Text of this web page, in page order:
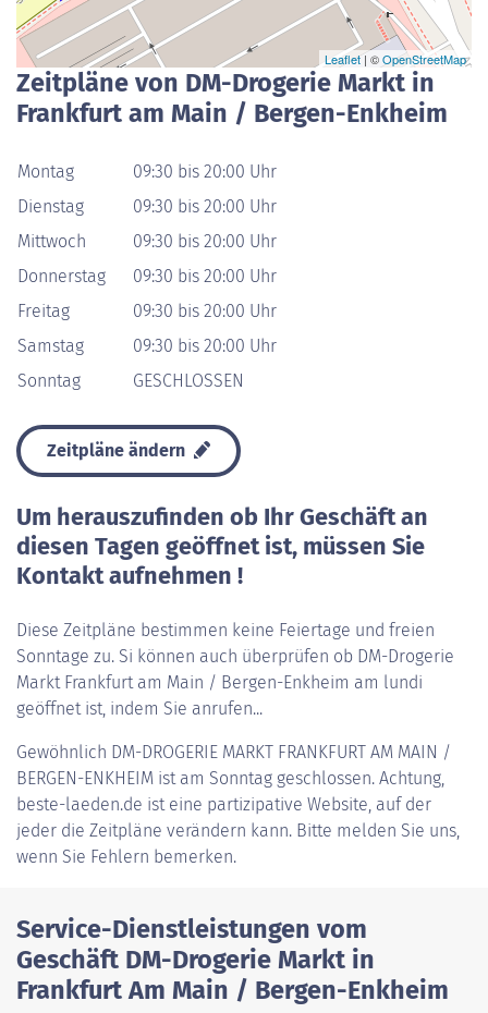
Leaflet| ©OpenStreetMap
Zeitpläne von DM-Drogerie Markt in
Frankfurt am Main / Bergen-Enkheim
Montag
09:30 bis 20:00 Uhr
Dienstag
09:30 bis 20:00 Uhr
Mittwoch
09:30 bis 20:00 Uhr
Donnerstag
09:30 bis 20:00 Uhr
Freitag
09:30 bis 20:00 Uhr
Samstag
09:30 bis 20:00 Uhr
Sonntag
GESCHLOSSEN
Zeitpläne ändern
Um herauszufinden ob Ihr Geschäft an
diesen Tagen geöffnet ist, müssen Sie
Kontakt aufnehmen !
Diese Zeitpläne bestimmen keine Feiertage und freien
Sonntage zu. Si können auch überprüfen ob DM-Drogerie
Markt Frankfurt am Main / Bergen-Enkheim am lundi
geöffnet ist, indem Sie anrufen...
Gewöhnlich DM-DROGERIE MARKT FRANKFURT AM MAIN /
BERGEN-ENKHEIM ist am Sonntag geschlossen. Achtung,
beste-laeden.de ist eine partizipative Website, auf der
jeder die Zeitpläne verändern kann. Bitte melden Sie uns,
wenn Sie Fehlern bemerken.
Service-Dienstleistungen vom
Geschäft DM-Drogerie Markt in
Frankfurt Am Main / Bergen-Enkheim